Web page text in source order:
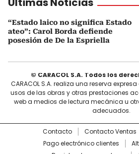
“Estado laico no significa Estado
ateo”: Carol Borda defiende
posesión de De la Espriella
© CARACOL S.A. Todos los
CARACOL S.A. realiza una reserva
usos de las obras y otras prestaciones
web a medios de lectura mecánica u
adecuados.
Contacto Contacto Ventas
Pago electrónico clientes